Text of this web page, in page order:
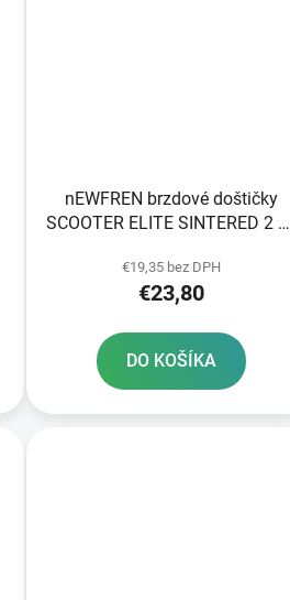
nEWFREN brzdové doštičky
SCOOTER ELITE SINTERED 2 ks
€19,35 bez DPH
€23,80
DO KOŠÍKA